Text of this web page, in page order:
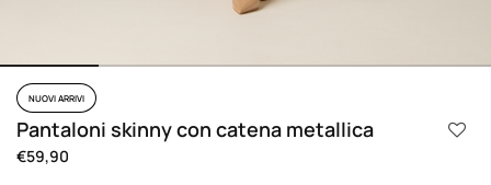
NUOVI ARRIVI
Pantaloni skinny con catena metallica
€59,90